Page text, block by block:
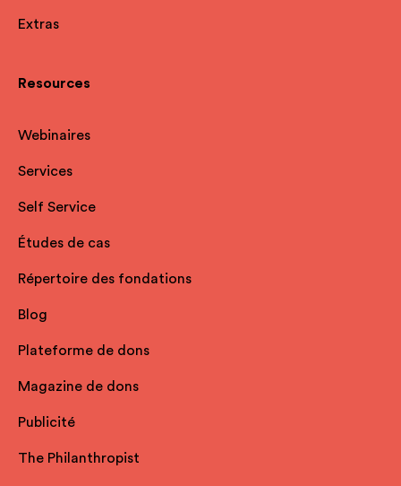
Extras
Resources
Webinaires
Services
Self Service
Études de cas
Répertoire des fondations
Blog
Plateforme de dons
Magazine de dons
Publicité
The Philanthropist